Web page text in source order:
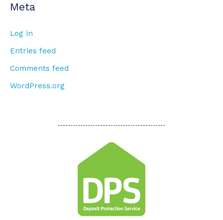
Meta
Log in
Entries feed
Comments feed
WordPress.org